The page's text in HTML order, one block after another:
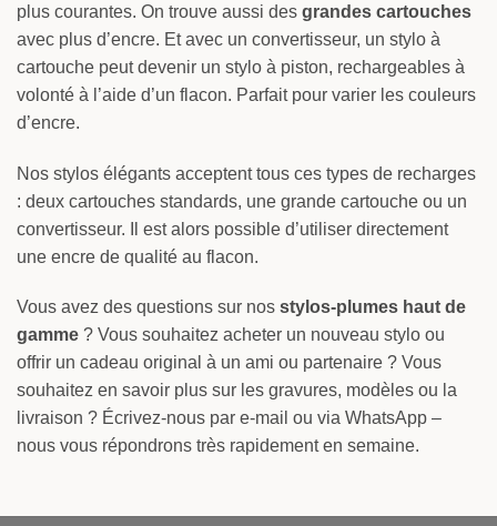
plus courantes. On trouve aussi des grandes cartouches
avec plus d’encre. Et avec un convertisseur, un stylo à
cartouche peut devenir un stylo à piston, rechargeables à
volonté à l’aide d’un flacon. Parfait pour varier les couleurs
d’encre.
Nos stylos élégants acceptent tous ces types de recharges
: deux cartouches standards, une grande cartouche ou un
convertisseur. Il est alors possible d’utiliser directement
une encre de qualité au flacon.
Vous avez des questions sur nos stylos-plumes haut de
gamme ? Vous souhaitez acheter un nouveau stylo ou
offrir un cadeau original à un ami ou partenaire ? Vous
souhaitez en savoir plus sur les gravures, modèles ou la
livraison ? Écrivez-nous par e-mail ou via WhatsApp –
nous vous répondrons très rapidement en semaine.